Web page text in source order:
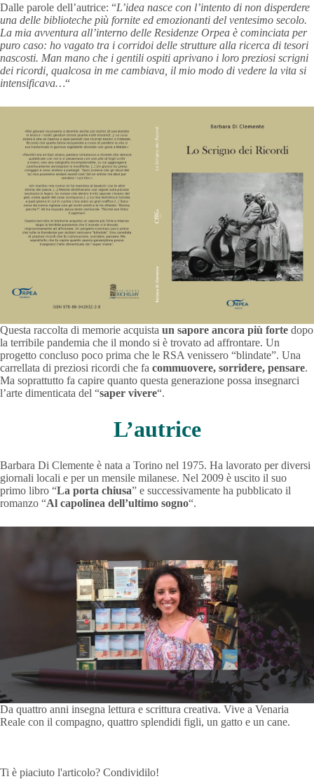
Dalle parole dell’autrice: “L’idea nasce con l’intento di non disperdere
una delle biblioteche più fornite ed emozionanti del ventesimo secolo.
La mia avventura all’interno delle Residenze Orpea è cominciata per
puro caso: ho vagato tra i corridoi delle strutture alla ricerca di tesori
nascosti. Man mano che i gentili ospiti aprivano i loro preziosi scrigni
dei ricordi, qualcosa in me cambiava, il mio modo di vedere la vita si
intensificava…“
Questa raccolta di memorie acquista un sapore ancora più forte dopo
la terribile pandemia che il mondo si è trovato ad affrontare. Un
progetto concluso poco prima che le RSA venissero “blindate”. Una
carrellata di preziosi ricordi che fa commuovere, sorridere, pensare.
Ma soprattutto fa capire quanto questa generazione possa insegnarci
l’arte dimenticata del “saper vivere“.
L’autrice
Barbara Di Clemente è nata a Torino nel 1975. Ha lavorato per diversi
giornali locali e per un mensile milanese. Nel 2009 è uscito il suo
primo libro “La porta chiusa” e successivamente ha pubblicato il
romanzo “Al capolinea dell’ultimo sogno“.
Da quattro anni insegna lettura e scrittura creativa. Vive a Venaria
Reale con il compagno, quattro splendidi figli, un gatto e un cane.
Ti è piaciuto l'articolo? Condividilo!